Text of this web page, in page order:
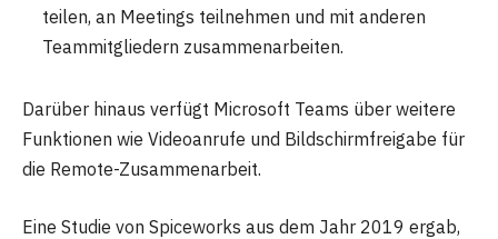
teilen, an Meetings teilnehmen und mit anderen
Teammitgliedern zusammenarbeiten.
Darüber hinaus verfügt Microsoft Teams über weitere
Funktionen wie Videoanrufe und Bildschirmfreigabe für
die Remote-Zusammenarbeit.
Eine Studie von Spiceworks aus dem Jahr 2019 ergab,